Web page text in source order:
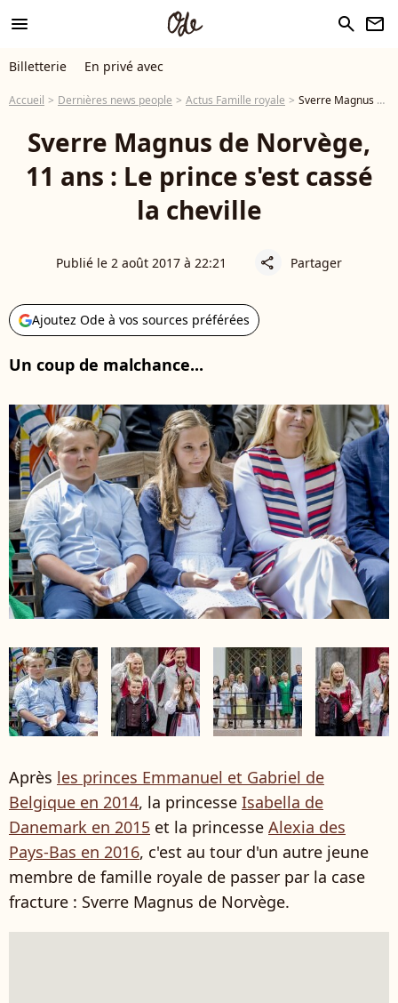
menu search newsletter
Billetterie En privé avec
Accueil Dernières news people Actus Famille royale Sverre Magnus de Norvège, 11 ans : Le prince s'est cassé la cheville
Sverre Magnus de Norvège,
11 ans : Le prince s'est cassé
la cheville
Publié le 2 août 2017 à 22:21 share Partager
Ajoutez Ode à vos sources préférées
Un coup de malchance...
Après les princes Emmanuel et Gabriel de
Belgique en 2014, la princesse Isabella de
Danemark en 2015 et la princesse Alexia des
Pays-Bas en 2016, c'est au tour d'un autre jeune
membre de famille royale de passer par la case
fracture : Sverre Magnus de Norvège.